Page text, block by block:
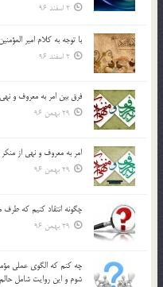
2 اسفند 96
با توجه به كلام امير
2 اسفند 96
فرق بين امر به معروف و
29 بهمن 96
امر به معروف و نهي از منكر
29 بهمن 96
چگونه انتقاد كنيم كه
29 بهمن 96
چه كنم كه الگوي عملي
شوم و اين روايت شامل